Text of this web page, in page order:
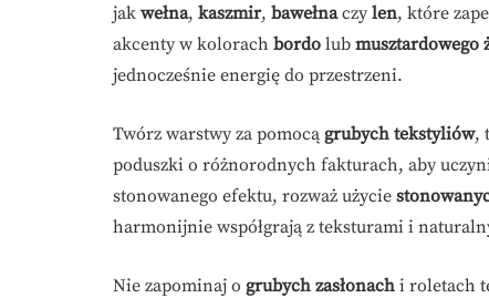
jak wełna, kaszmir, bawełnaczy len, które
akcenty w kolorach bordo lub musztardowego
jednocześnie energię do przestrzeni.
Twórz warstwy za pomocą grubych tekstyliów,
poduszki o różnorodnych fakturach, aby
stonowanego efektu, rozważ użycie
harmonijnie współgrają z teksturami i
Nie zapominaj o grubych zasłonach i roletach